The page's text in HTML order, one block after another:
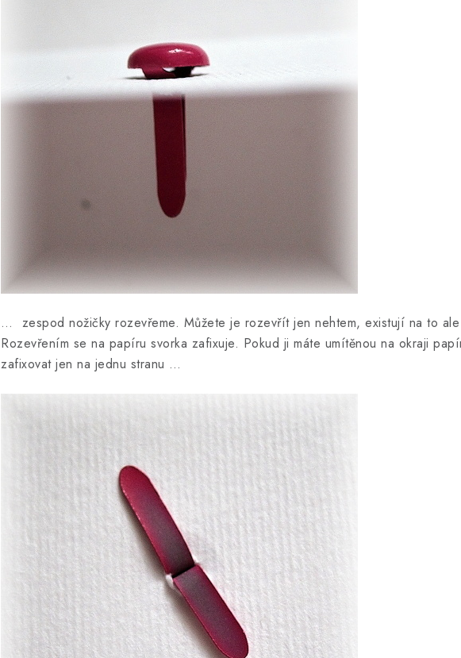
… zespod nožičky rozevřeme. Můžete je rozevřít jen nehtem, existují na to
Rozevřením se na papíru svorka zafixuje. Pokud ji máte umítěnou na okraji
zafixovat jen na jednu stranu …